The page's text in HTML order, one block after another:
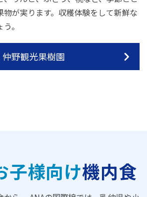
物が実ります。収穫体験をして新鮮な
。
仲野観光果樹園
子様向け機内食